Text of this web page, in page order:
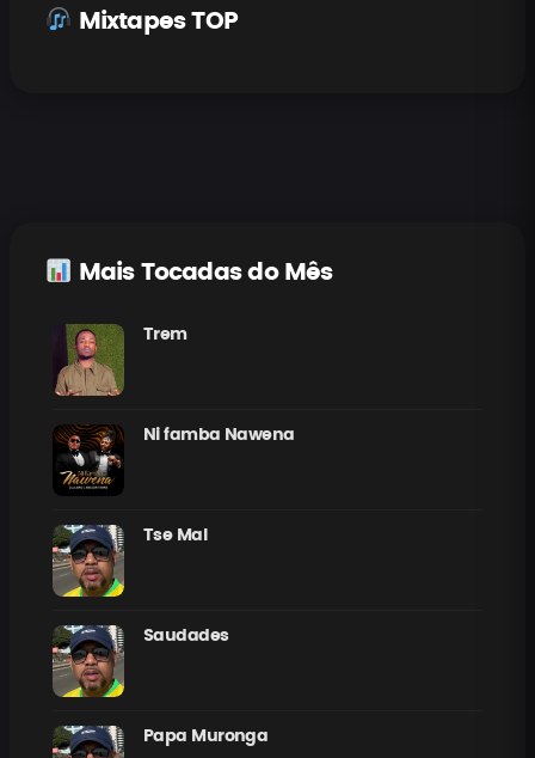
Mixtapes TOP
Mais Tocadas do Mês
Trem
Ni famba Nawena
Tse Mal
Saudades
Papa Muronga